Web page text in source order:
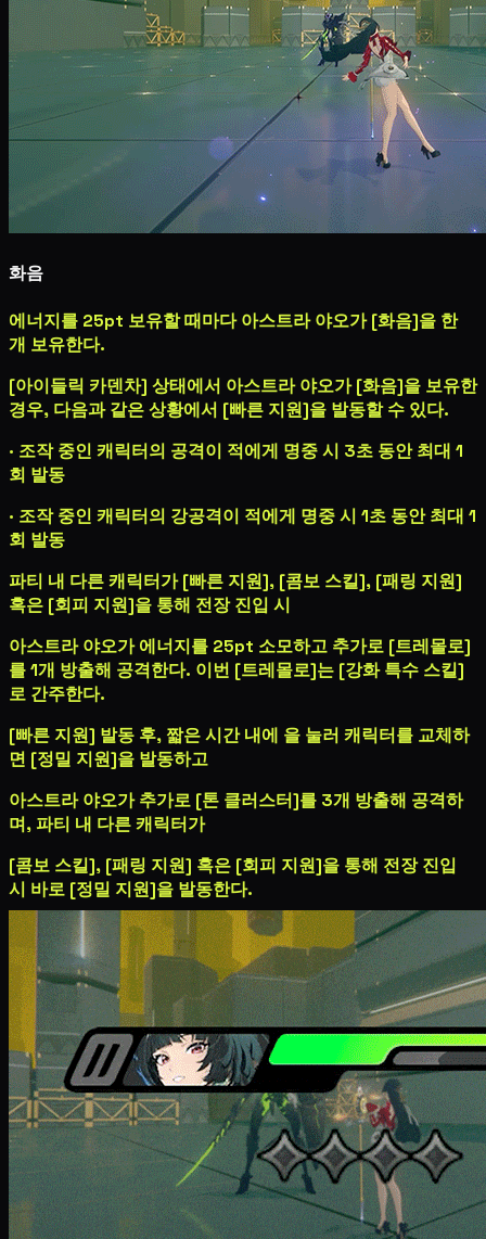
화음
에너지를 25pt 보유할 때마다 아스트라 야오가 [화음]을 한
개 보유한다.
[아이들릭 카덴차] 상태에서 아스트라 야오가 [화음]을 보유한
경우, 다음과 같은 상황에서 [빠른 지원]을 발동할 수 있다.
· 조작 중인 캐릭터의 공격이 적에게 명중 시 3초 동안 최대 1
회 발동
· 조작 중인 캐릭터의 강공격이 적에게 명중 시 1초 동안 최대 1
회 발동
파티 내 다른 캐릭터가 [빠른 지원], [콤보 스킬], [패링 지원]
혹은 [회피 지원]을 통해 전장 진입 시
아스트라 야오가 에너지를 25pt 소모하고 추가로 [트레몰로]
를 1개 방출해 공격한다. 이번 [트레몰로]는 [강화 특수 스킬]
로 간주한다.
[빠른 지원] 발동 후, 짧은 시간 내에 을 눌러 캐릭터를 교체하
면 [정밀 지원]을 발동하고
아스트라 야오가 추가로 [톤 클러스터]를 3개 방출해 공격하
며, 파티 내 다른 캐릭터가
[콤보 스킬], [패링 지원] 혹은 [회피 지원]을 통해 전장 진입
시 바로 [정밀 지원]을 발동한다.